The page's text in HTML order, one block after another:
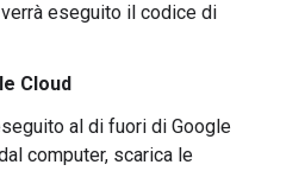
eseguito il codice di
Cloud
al di fuori di Google
computer, scarica le